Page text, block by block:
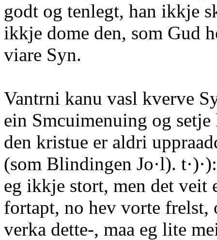
godt og tenlegt, han ikkje
ikkje dome den, som Gud
viare Syn.
Vantrni kanu vasl kverve
ein Smcuimenuing og
den kristue er aldri
(som Blindingen Jo·l).
eg ikkje stort, men det veit
fortapt, no hev vorte frelst,
verka dette-, maa eg lite